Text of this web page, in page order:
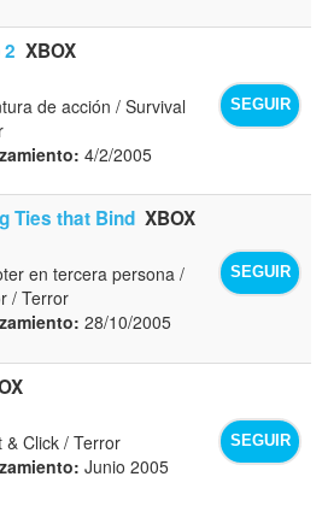
XBOX
SEGUIR
de acción / Survival
4/2/2005
Ties that Bind XBOX
SEGUIR
en tercera persona /
/ Terror
28/10/2005
SEGUIR
& Click / Terror
Junio 2005